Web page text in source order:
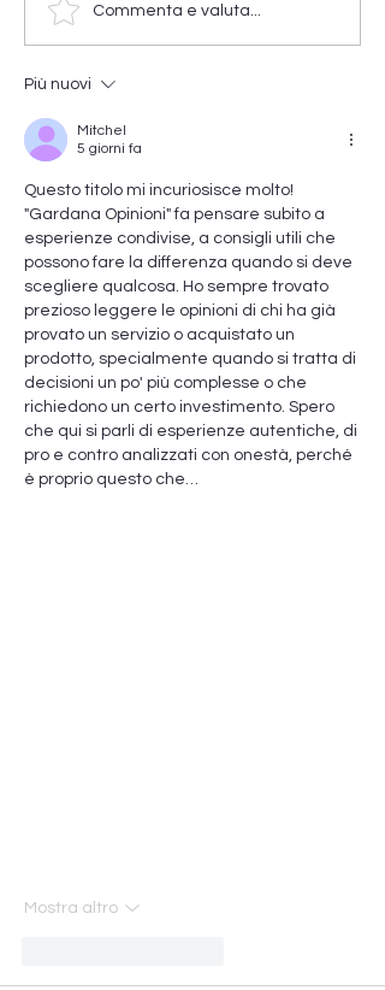
Open Corso AcquaFitness
Commenta e valuta...
Più nuovi
Mitchel
5 giorni fa
Questo titolo mi incuriosisce molto!
"Gardana Opinioni" fa pensare subito a
esperienze condivise, a consigli utili che
possono fare la differenza quando si deve
scegliere qualcosa. Ho sempre trovato
prezioso leggere le opinioni di chi ha già
provato un servizio o acquistato un
prodotto, specialmente quando si tratta di
decisioni un po' più complesse o che
richiedono un certo investimento. Spero
che qui si parli di esperienze autentiche, di
pro e contro analizzati con onestà, perché
è proprio questo che…
Mostra altro